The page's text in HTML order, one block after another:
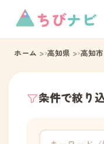
ちびナビ
ホーム 高知県 高知市
条件で絞り